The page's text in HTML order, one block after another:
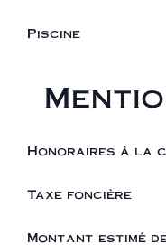
Piscine
Honoraires à la
Taxe foncière
Montant estimé